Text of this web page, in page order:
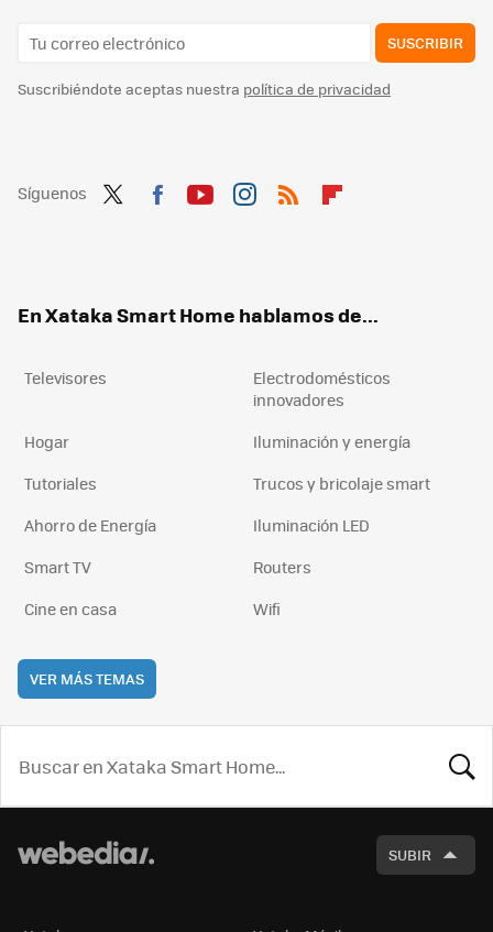
SUSCRIBIR
Suscribiéndote aceptas nuestra política de privacidad
Síguenos
En Xataka Smart Home hablamos de...
Televisores
Electrodomésticos
innovadores
Hogar
Iluminación y energía
Tutoriales
Trucos y bricolaje smart
Ahorro de Energía
Iluminación LED
Smart TV
Routers
Cine en casa
Wifi
VER MÁS TEMAS
SUBIR